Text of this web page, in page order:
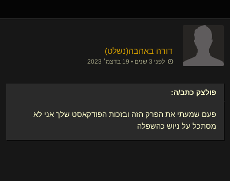
דורה באהבה​(נשלט)
לפני 3 שנים • 19 בדצמ׳ 2023
פולצק כתב/ה:
פעם שמעתי את הפרק הזה ובזכות הפודקאסט שלך אני לא
מסתכל על ניוש כהשפלה